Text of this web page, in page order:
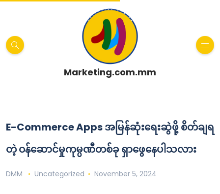
Marketing.com.mm
E-Commerce Apps အမြန်ဆုံးရေးဆွဲဖို့ စိတ်ချရ
တဲ့ ဝန်ဆောင်မှုကုမ္ပဏီတစ်ခု ရှာဖွေနေပါသလား
DMM Uncategorized November 5, 2024